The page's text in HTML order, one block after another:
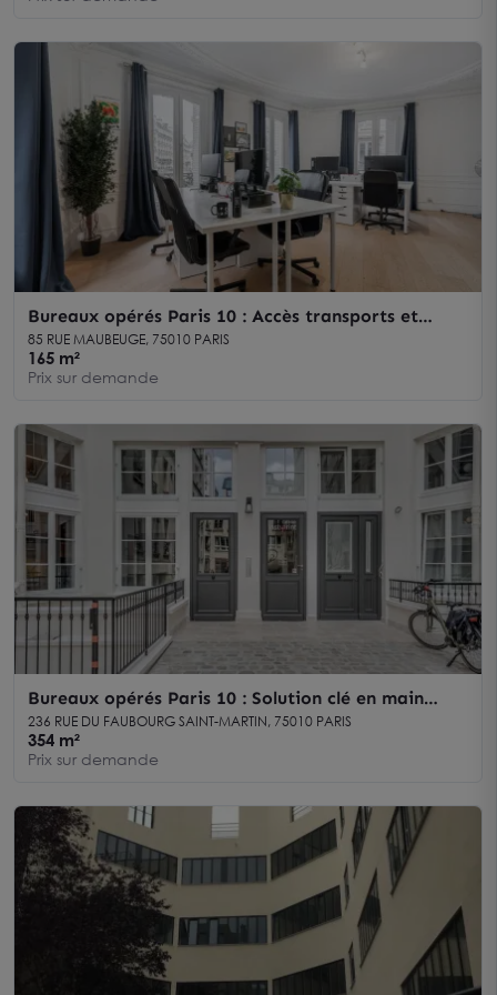
Bureaux opérés Paris 10 : Accès transports et
bureaux modulables
85 RUE MAUBEUGE, 75010 PARIS
165 m²
Prix sur demande
Bureaux opérés Paris 10 : Solution clé en main
accès multimodal
236 RUE DU FAUBOURG SAINT-MARTIN, 75010 PARIS
354 m²
Prix sur demande